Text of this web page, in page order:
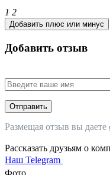
1 2
Добавить плюс или минус
Добавить отзыв
Отправить
Размещая отзыв вы даете
Рассказать друзьям о
Наш Telegram
Фото